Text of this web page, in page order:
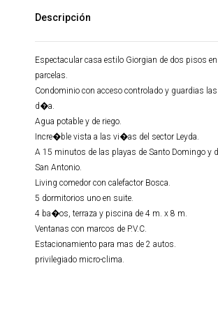
Descripción
Espectacular casa estilo Giorgian de dos pisos
parcelas.
Condominio con acceso controlado y guardias
d�a.
Agua potable y de riego.
Incre�ble vista a las vi�as del sector Leyda.
A 15 minutos de las playas de Santo Domingo y
San Antonio.
Living comedor con calefactor Bosca.
5 dormitorios uno en suite.
4 ba�os, terraza y piscina de 4 m. x 8 m.
Ventanas con marcos de P.V.C.
Estacionamiento para mas de 2 autos.
privilegiado micro-clima.